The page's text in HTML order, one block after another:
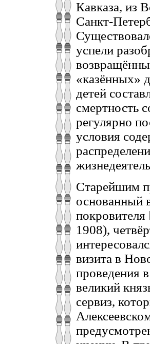
Кавказа, из
Санкт-
успели
«казённых»
детей
смертность
регулярно
условия
Старейшим
основанный
покровителя
1908),
визита в
проведения
великий
сервиз,